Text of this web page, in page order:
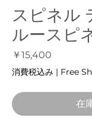
スピネル
ルースピ
￥15,400
格
消費税込み | Free
在